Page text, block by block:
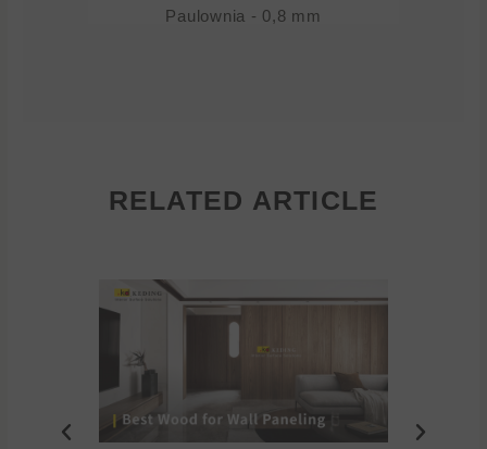
Paulownia - 0,8 mm
RELATED ARTICLE